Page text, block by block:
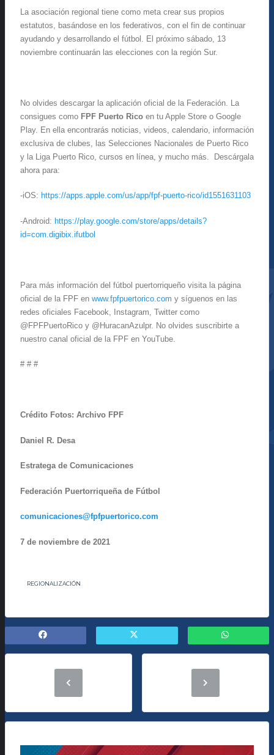
La asociación regional tiene como meta crear sus propios
estatutos, basándose en los federativos, con el fin de continuar
ayudando y desarrollando el fútbol. El próximo sábado, 13
noviembre continuarán las elecciones con la región Sur.
No olvides descargar la aplicación oficial de la Federación. La
consigues como FPF Puerto Rico en tu Apple Store o Google
Play. En ella encontrarás noticias, videos, calendario, información
exclusiva de clubes, las Selecciones Nacionales de Puerto Rico
y la Liga Puerto Rico, cursos en línea, y mucho más. Descárgala
ahora para:
-iOS: https://apps.apple.com/us/app/fpf-puerto-rico/id1551631103
-Android: https://play.google.com/store/apps/details?
id=com.digibix.ifutbol
Para más información del fútbol puertorriqueño visita la página
oficial de la FPF en www.fpfpuertorico.com y síguenos en las
redes oficiales Facebook, Instagram, Twitter como
@FPFPuertoRico y @HuracanAzulpr. No olvides suscribirte a
nuestro canal oficial de la FPF en YouTube.
# # #
Crédito Fotos: Archivo FPF
Daniel R. Desa
Estratega de Comunicaciones
Federación Puertorriqueña de Fútbol
comunicaciones@fpfpuertorico.com
7 de noviembre de 2021
REGIONALIZACIÓN